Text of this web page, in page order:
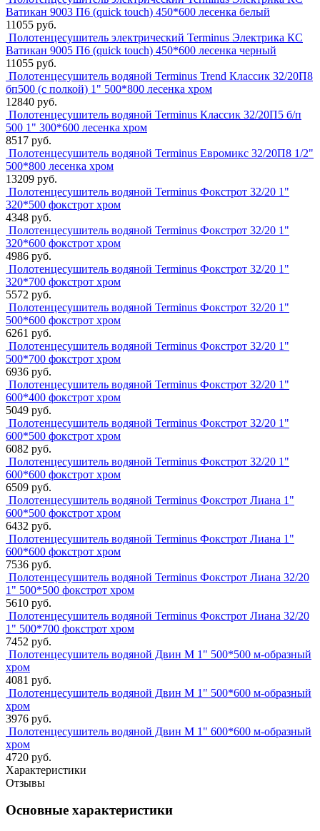
Ватикан 9003 П6 (quick touch) 450*600 лесенка белый
11055 руб.
Полотенцесушитель электрический Terminus Электрика КС
Ватикан 9005 П6 (quick touch) 450*600 лесенка черный
11055 руб.
Полотенцесушитель водяной Terminus Trend Классик 32/20П8
бп500 (с полкой) 1" 500*800 лесенка хром
12840 руб.
Полотенцесушитель водяной Terminus Классик 32/20П5 б/п
500 1" 300*600 лесенка хром
8517 руб.
Полотенцесушитель водяной Terminus Евромикс 32/20П8 1/2"
500*800 лесенка хром
13209 руб.
Полотенцесушитель водяной Terminus Фокстрот 32/20 1"
320*500 фокстрот хром
4348 руб.
Полотенцесушитель водяной Terminus Фокстрот 32/20 1"
320*600 фокстрот хром
4986 руб.
Полотенцесушитель водяной Terminus Фокстрот 32/20 1"
320*700 фокстрот хром
5572 руб.
Полотенцесушитель водяной Terminus Фокстрот 32/20 1"
500*600 фокстрот хром
6261 руб.
Полотенцесушитель водяной Terminus Фокстрот 32/20 1"
500*700 фокстрот хром
6936 руб.
Полотенцесушитель водяной Terminus Фокстрот 32/20 1"
600*400 фокстрот хром
5049 руб.
Полотенцесушитель водяной Terminus Фокстрот 32/20 1"
600*500 фокстрот хром
6082 руб.
Полотенцесушитель водяной Terminus Фокстрот 32/20 1"
600*600 фокстрот хром
6509 руб.
Полотенцесушитель водяной Terminus Фокстрот Лиана 1"
600*500 фокстрот хром
6432 руб.
Полотенцесушитель водяной Terminus Фокстрот Лиана 1"
600*600 фокстрот хром
7536 руб.
Полотенцесушитель водяной Terminus Фокстрот Лиана 32/20
1" 500*500 фокстрот хром
5610 руб.
Полотенцесушитель водяной Terminus Фокстрот Лиана 32/20
1" 500*700 фокстрот хром
7452 руб.
Полотенцесушитель водяной Двин M 1" 500*500 м-образный
хром
4081 руб.
Полотенцесушитель водяной Двин M 1" 500*600 м-образный
хром
3976 руб.
Полотенцесушитель водяной Двин M 1" 600*600 м-образный
хром
4720 руб.
Характеристики
Отзывы
Основные характеристики